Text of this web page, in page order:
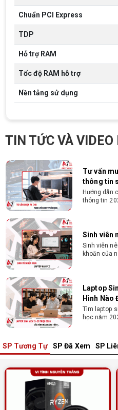
Chuẩn PCI Express
TDP
Hỗ trợ RAM
Tốc độ RAM hỗ trợ
Nền tảng sử dụng
TIN TỨC VÀ
trí tương
Cách
họa từ
Hướng dẫn
từ 2D, dựng
bền 4 năm
SketchUp
Tìm hiểu
Revit
Tư vấn
thông tin
Hướng dẫn
thông tin
Sinh viên
Sinh viên
khoăn của
Laptop
Hình Nào
Tìm laptop
học năm
Tổng hợp
nên mua
Bạn tìm
mà, bền bỉ?
laptop bền,
Dịch vụ
SP Tương Tự SP Đã Xem SP